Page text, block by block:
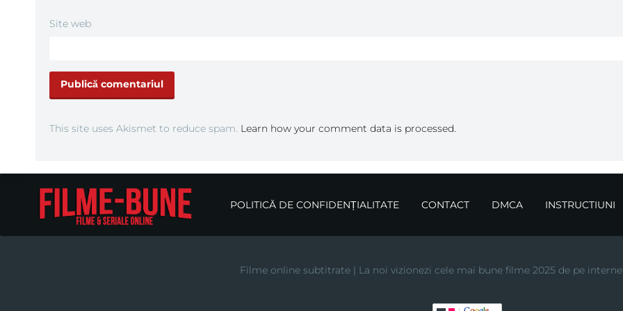
Site web
This site uses Akismet to reduce spam. Learn how your comment data is processed.
POLITICĂ DE CONFIDENȚIALITATE CONTACT DMCA INSTRUCTIUNI
Filme online subtitrate | La noi vizionezi cele mai bune filme 2025 de pe